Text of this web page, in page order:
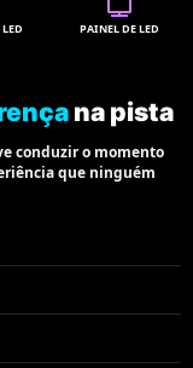
PAINEL DE LED
na pista
conduzir o momento
que ninguém